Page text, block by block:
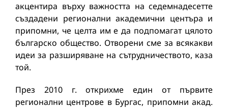
акцентира върху важността на седемнадесетте
създадени регионални академични центъра и
припомни, че целта им е да подпомагат цялото
българско общество. Отворени сме за всякакви
идеи за разширяване на сътрудничеството, каза
той.
През 2010 г. открихме един от първите
регионални центрове в Бургас, припомни акад.